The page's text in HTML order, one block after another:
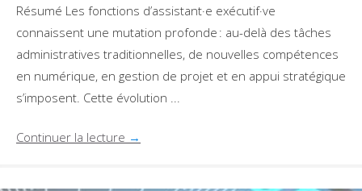
Résumé Les fonctions d’assistant·e exécutif·ve
connaissent une mutation profonde : au-delà des tâches
administratives traditionnelles, de nouvelles compétences
en numérique, en gestion de projet et en appui stratégique
s’imposent. Cette évolution ...
Continuer la lecture →